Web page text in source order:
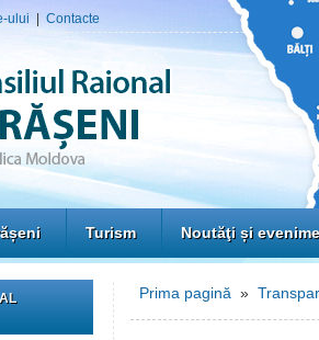
ului Contacte
Turism Noutăţi și
Prima pagină »